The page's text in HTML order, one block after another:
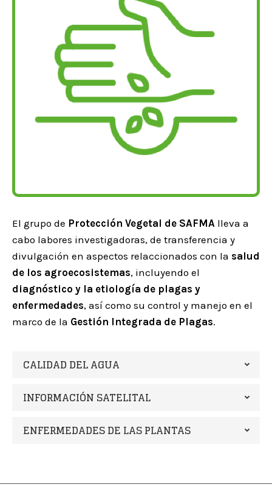
El grupo de Protección Vegetal de SAFMA lleva a
cabo labores investigadoras, de transferencia y
divulgación en aspectos relaccionados con la salud
de los agroecosistemas, incluyendo el
diagnóstico y la etiología de plagas y
enfermedades, así como su control y manejo en el
marco de la Gestión Integrada de Plagas.
CALIDAD DEL AGUA
INFORMACIÓN SATELITAL
ENFERMEDADES DE LAS PLANTAS